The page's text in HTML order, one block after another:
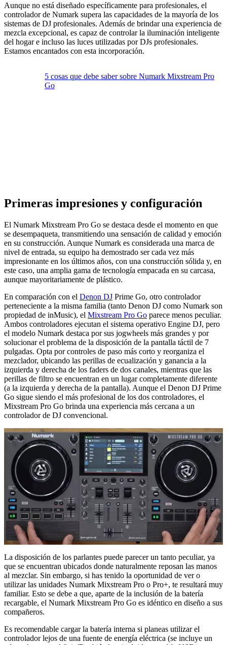
Aunque no está diseñado específicamente para profesionales, el
controlador de Numark supera las capacidades de la mayoría de los
sistemas de DJ profesionales. Además de brindar una experiencia de
mezcla excepcional, es capaz de controlar la iluminación inteligente
del hogar e incluso las luces utilizadas por DJs profesionales.
Estamos encantados con esta incorporación.
5 cosas que debe saber sobre Numark Mixstream Pro
Go
Primeras impresiones y configuración
El Numark Mixstream Pro Go se destaca desde el momento en que
se desempaqueta, transmitiendo una sensación de calidad y emoción
en su construcción. Aunque Numark es considerada una marca de
nivel de entrada, su equipo ha demostrado ser cada vez más
impresionante en los últimos años, con una construcción sólida y, en
este caso, una amplia gama de tecnología empacada en su carcasa,
aunque mayoritariamente de plástico.
En comparación con el Denon DJ Prime Go, otro controlador
perteneciente a la misma familia (tanto Denon DJ como Numark son
propiedad de inMusic), el Mixstream Pro Go parece menos peculiar.
Ambos controladores ejecutan el sistema operativo Engine DJ, pero
el modelo Numark destaca por sus jogwheels más grandes y por
solucionar el problema de la disposición de la pantalla táctil de 7
pulgadas. Opta por controles de paso más corto y reorganiza el
mezclador, ubicando las perillas de ecualización y ganancia a la
izquierda y derecha de los faders de dos canales, mientras que las
perillas de filtro se encuentran en un lugar completamente diferente
(a la izquierda y derecha de la pantalla). Aunque el Denon DJ Prime
Go sigue siendo el más profesional de los dos controladores, el
Mixstream Pro Go brinda una experiencia más cercana a un
controlador de DJ convencional.
La disposición de los parlantes puede parecer un tanto peculiar, ya
que se encuentran ubicados donde naturalmente reposan las manos
al mezclar. Sin embargo, si has tenido la oportunidad de ver o
utilizar las unidades Numark Mixstream Pro o Pro+, te resultará muy
familiar. Esto se debe a que, aparte de la inclusión de la batería
recargable, el Numark Mixstream Pro Go es idéntico en diseño a sus
compañeros.
Es recomendable cargar la batería interna si planeas utilizar el
controlador lejos de una fuente de energía eléctrica (se incluye un